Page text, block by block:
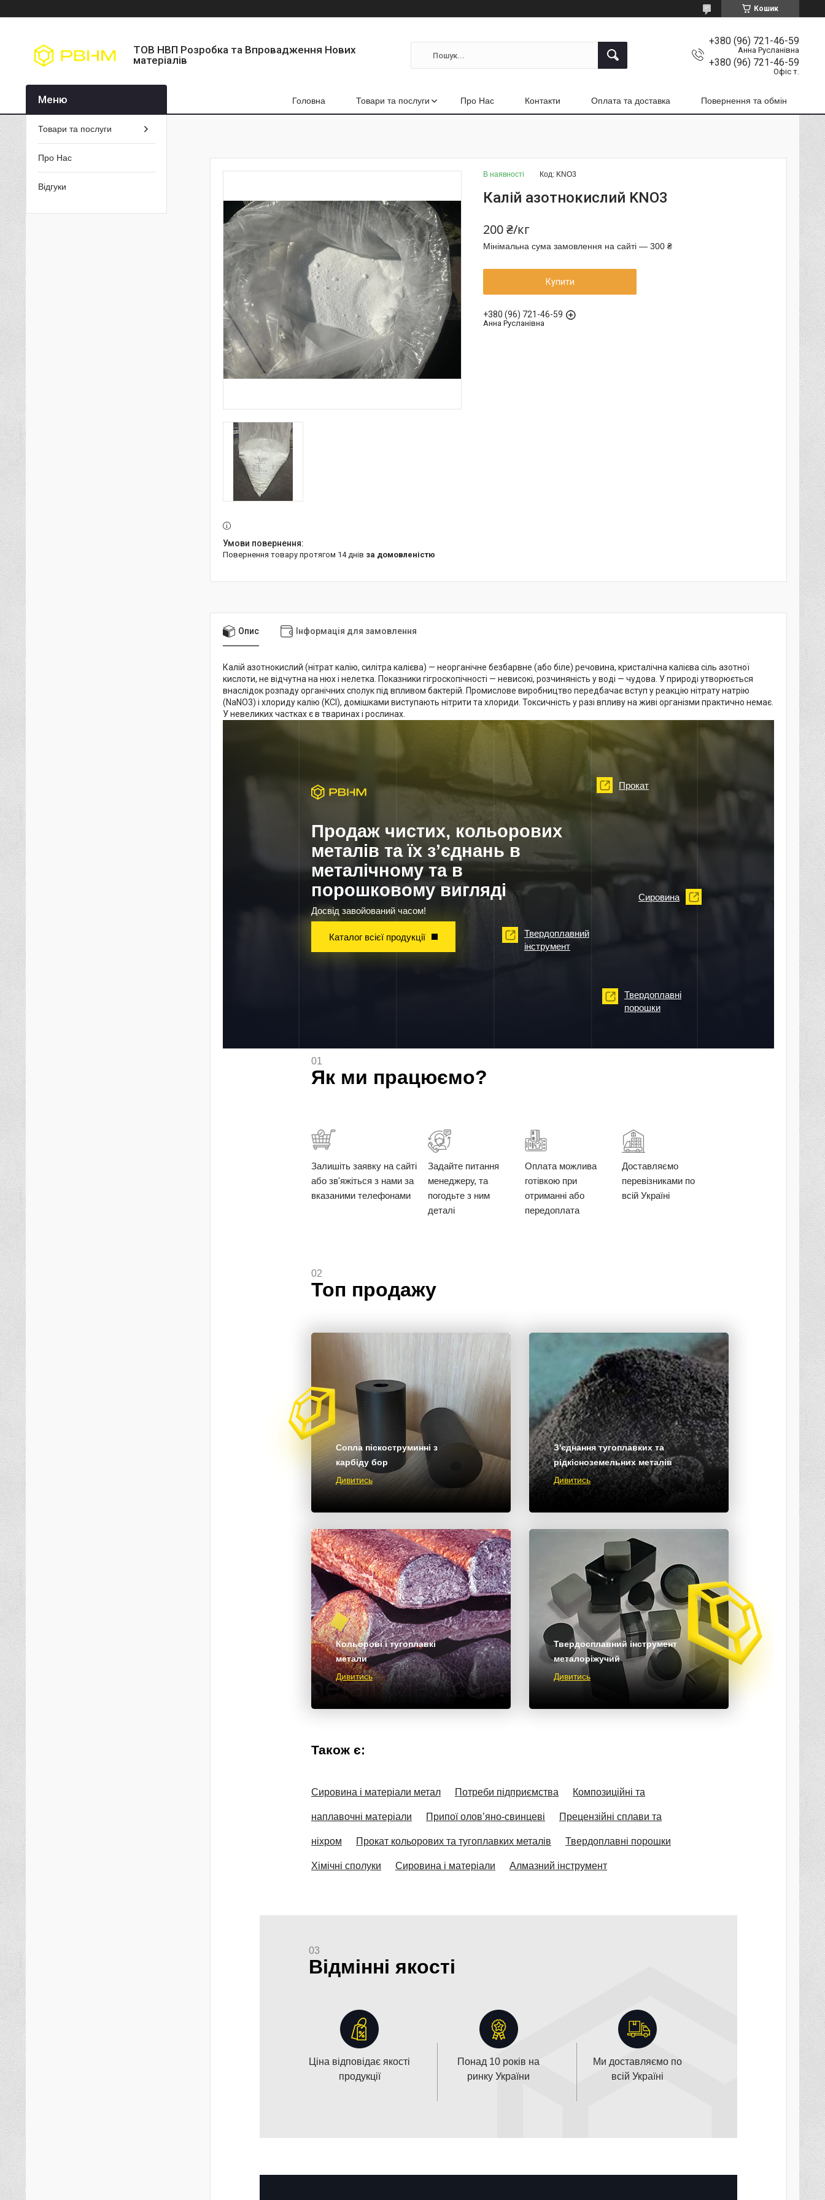
Кошик
ТОВ НВП Розробка та Впровадження Нових
матеріалів
+380 (96) 721-46-59
Анна Русланівна
+380 (96) 721-46-59
Офіс т.
Головна Товари та послуги Про Нас Контакти Оплата та доставка Повернення та обмін
В наявності Код: KNO3
Калій азотнокислий KNO3
200 ₴/кг
Мінімальна сума замовлення на сайті — 300 ₴
Купити
+380 (96) 721-46-59
Анна Русланівна
повернення товару протягом 14 днів за домовленістю
Опис Інформація для замовлення
Калій азотнокислий (нітрат калію, силітра калієва) — неорганічне безбарвне (або біле) речовина, кристалічна калієва сіль азотної
кислоти, не відчутна на нюх і нелетка. Показники гігроскопічності — невисокі, розчиняність у воді — чудова. У природі утворюється
внаслідок розпаду органічних сполук під впливом бактерій. Промислове виробництво передбачає вступ у реакцію нітрату натрію
(NaNO3) і хлориду калію (KCl), домішками виступають нітрити та хлориди. Токсичність у разі впливу на живі організми практично немає.
У невеликих частках є в тваринах і рослинах.
Продаж чистих, кольорових
металів та їх з’єднань в
металічному та в
порошковому вигляді
Досвід завойований часом!
Каталог всієї продукції
Прокат
Твердоплавний
інструмент
Сировина
Твердоплавні
порошки
01
Як ми працюємо?
Залишіть заявку на сайті
або зв'яжіться з нами за
вказаними телефонами
Задайте питання
менеджеру, та
погодьте з ним
деталі
Оплата можлива
готівкою при
отриманні або
передоплата
Доставляємо
перевізниками по
всій Україні
02
Топ продажу
Сопла піскоструминні з
карбіду бор
Дивитись
З'єднання тугоплавких та
рідкісноземельних металів
Дивитись
Кольорові і тугоплавкі
метали
Дивитись
Твердосплавний інструмент
металоріжучий
Дивитись
Також є:
Сировина і матеріали метал Потреби підприємства Композиційні та
наплавочні матеріали Припої олов’яно-свинцеві Прецензійні сплави та
ніхром Прокат кольорових та тугоплавких металів Твердоплавні порошки
Хімічні сполуки Сировина і матеріали Алмазний інструмент
03
Відмінні якості
Ціна відповідає якості
продукції
Понад 10 років на
ринку України
Ми доставляємо по
всій Україні
Товари та послуги
Про Нас
Відгуки